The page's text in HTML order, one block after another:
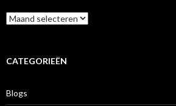
A
r
iCATEGORIEËN
Blogs